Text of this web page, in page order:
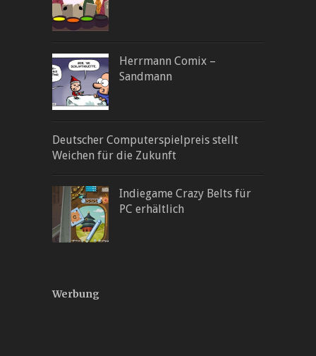
Herrmann Comix –
Sandmann
Deutscher Computerspielpreis stellt
Weichen für die Zukunft
Indiegame Crazy Belts für
PC erhältlich
Werbung